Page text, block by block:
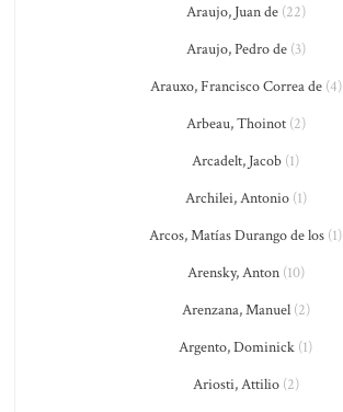
Araujo, Juan de(22)
Araujo, Pedro de(3)
Arauxo, Francisco Correa de(4)
Arbeau, Thoinot(2)
Arcadelt, Jacob (1)
Archilei, Antonio(1)
Arcos, Matías Durango de los (1)
Arensky, Anton(10)
Arenzana, Manuel(2)
Argento, Dominick (1)
Ariosti, Attilio(2)